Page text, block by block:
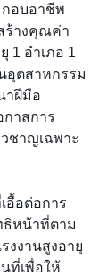
กอบอาชีพ
ร้างคุณค่า
1 อำเภอ 1
อุตสาหกรรม
าฝีมือ
กาสการ
ชาญเฉพาะ
อื้อต่อการ
ธิหน้าที่ตาม
งงานสูงอายุ
ที่เพื่อให้